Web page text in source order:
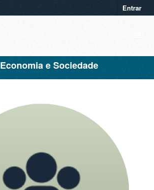
Entrar
Economia e Sociedade